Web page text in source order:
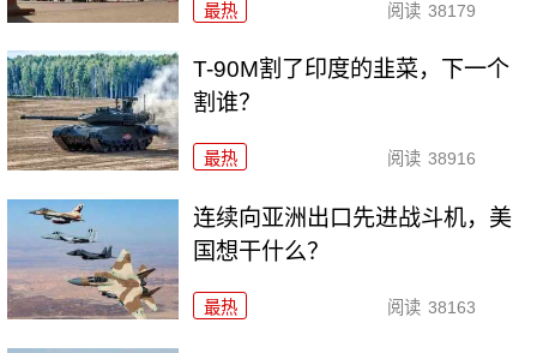
最热 阅读 38179
T-90M割了印度的韭菜，下一个
割谁？
最热 阅读 38916
连续向亚洲出口先进战斗机，美
国想干什么？
最热 阅读 38163